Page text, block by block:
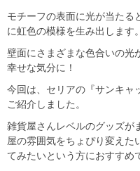
モチーフの表面に光が当たる
に虹色の模様を生み出します。
壁面にさまざまな色合いの光
幸せな気分に！
今回は、セリアの『サンキャ
ご紹介しました。
雑貨屋さんレベルのグッズ
屋の雰囲気をちょぴり変えた
てみたいという方におすすめ